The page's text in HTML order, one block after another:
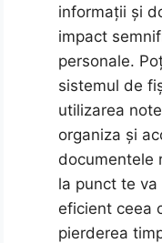
informații și
impact
personale.
sistemul de
utilizarea
organiza și
documentele
la punct te
eficient ceea
pierderea